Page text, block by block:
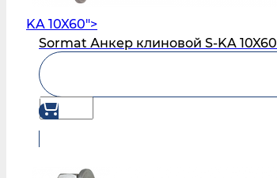
KA 10X60">
Sormat Анкер клиновой S-KA 10X60